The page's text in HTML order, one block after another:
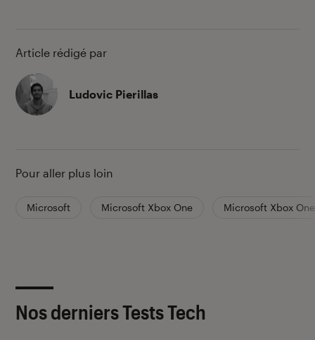
Article rédigé par
Ludovic Pierillas
Pour aller plus loin
Microsoft Microsoft Xbox One Microsoft Xbox
Nos derniers Tests Tech